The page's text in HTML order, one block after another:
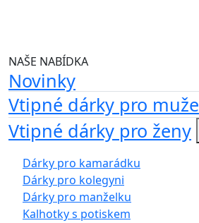
NAŠE NABÍDKA
Novinky
Vtipné dárky pro muže
Vtipné dárky pro ženy
Dárky pro kamarádku
Dárky pro kolegyni
Dárky pro manželku
Kalhotky s potiskem